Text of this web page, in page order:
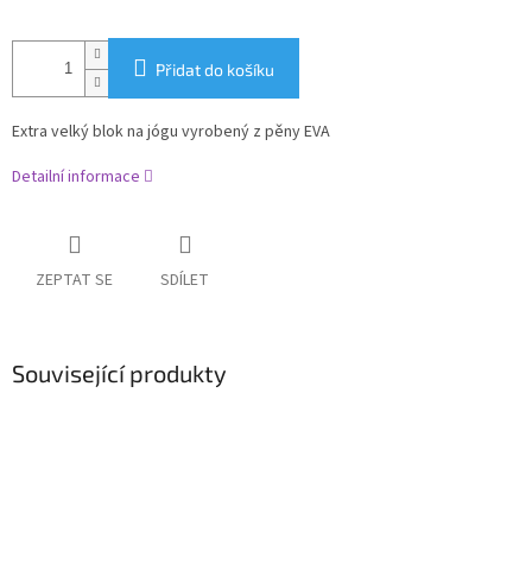
Přidat do košíku
Extra velký blok na jógu vyrobený z pěny EVA
Detailní informace
ZEPTAT SE SDÍLET
Související produkty